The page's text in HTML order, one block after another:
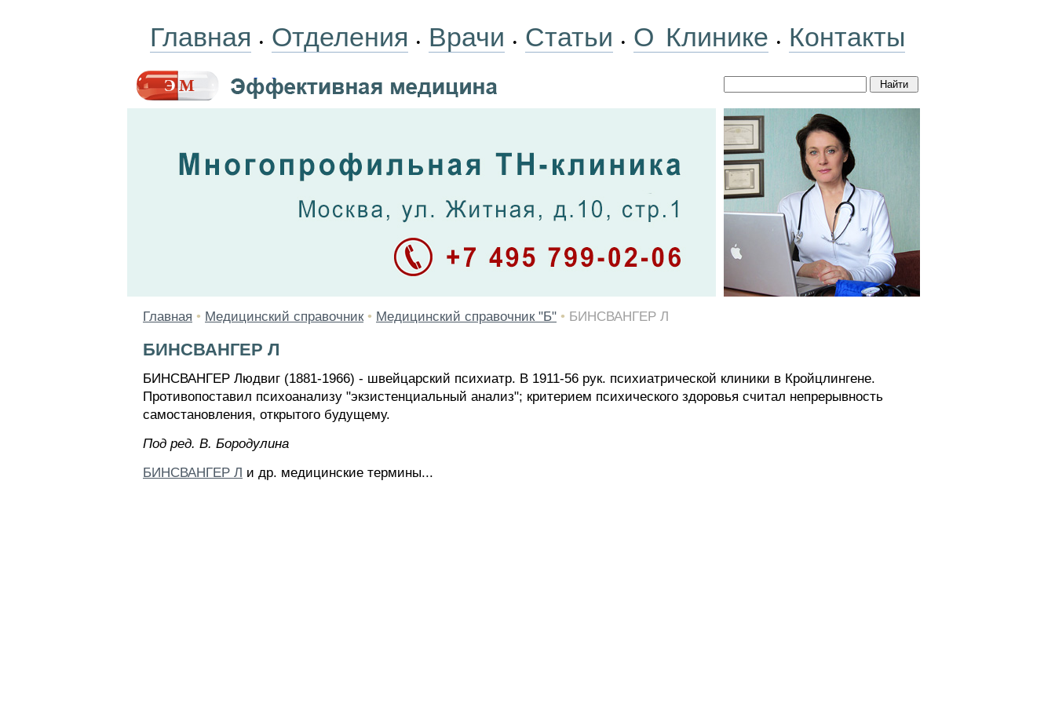
Главная • Отделения • Врачи • Статьи • О Клинике • Контакты
Главная • Медицинский справочник • Медицинский справочник "Б" • БИНСВАНГЕР Л
БИНСВАНГЕР Л
БИНСВАНГЕР Людвиг (1881-1966) - швейцарский психиатр. В 1911-56 рук. психиатрической клиники в Кройцлингене.
Противопоставил психоанализу "экзистенциальный анализ"; критерием психического здоровья считал непрерывность
самостановления, открытого будущему.
Пoд peд. B. Бopoдyлинa
БИНСВАНГЕР Л и др. медицинские термины...